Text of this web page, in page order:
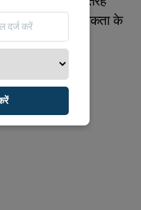
है, जबकि वह अधिकता के